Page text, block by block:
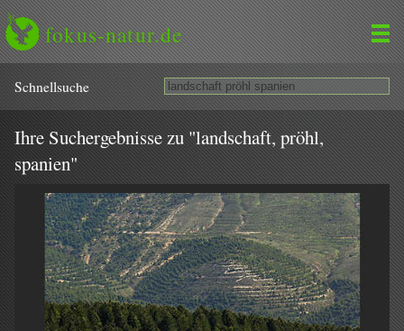
fokus-natur.de
Schnell­suche
Ihre Suchergebnisse zu "landschaft, pröhl,
spanien"